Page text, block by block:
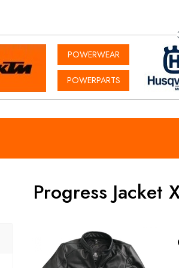
POWERWEAR
POWERPARTS
Progress Jacket